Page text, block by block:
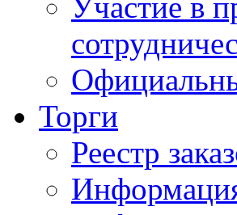
Торги
Реестр